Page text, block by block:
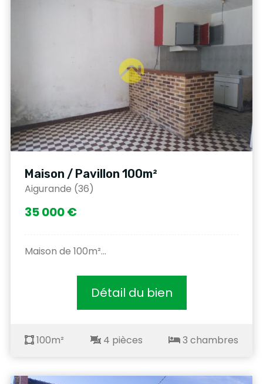
Maison / Pavillon 100m²
Aigurande (36)
35 000 €
Maison de 100m²...
Détail du bien
100m² 4 pièces 3 chambres